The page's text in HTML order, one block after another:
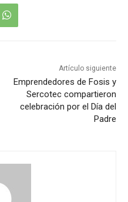
Artículo siguiente
Emprendedores de Fosis y
Sercotec compartieron
celebración por el Día del
Padre